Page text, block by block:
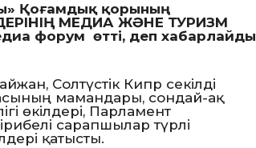
Қоғамдық қорының
МЕДИА ЖӘНЕ ТУРИЗМ
форум өтті, деп хабарлайды
Солтүстік Кипр секілді
мамандары, сондай-ақ
өкілдері, Парламент
сарапшылар түрлі
қатысты.